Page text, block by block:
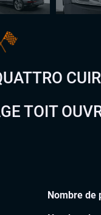
TOIT
Nombre de